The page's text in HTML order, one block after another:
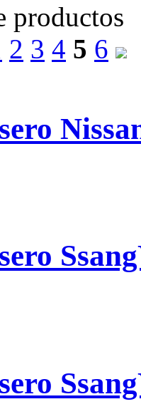
productos
2 3 4 5 6